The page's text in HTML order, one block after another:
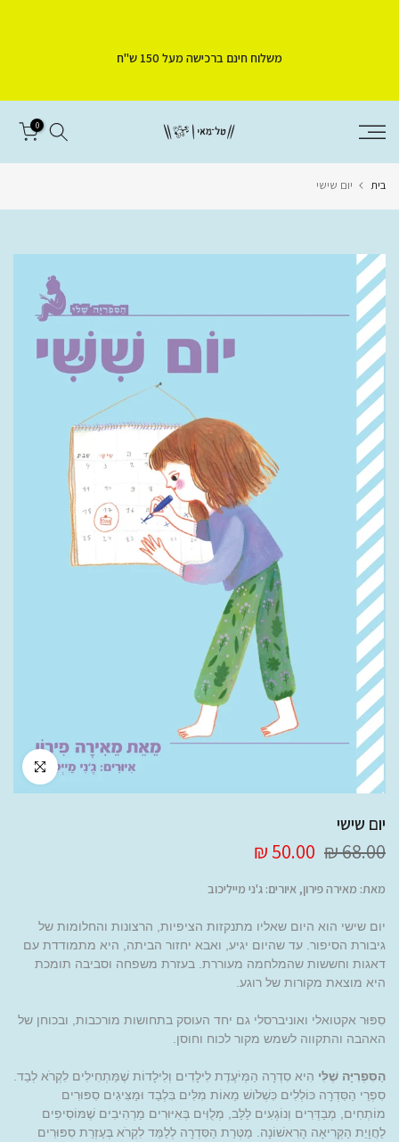
משלוח חינם ברכישה מעל 150 ש"ח
0
בית יום שישי
לחץ להגדלה
יום שישי
68.00 ₪
50.00 ₪
מאת: מאירה פירון, איורים: ג'ני מייליכוב
יום שישי הוא היום שאליו מתנקזות הציפיות, הרצונות והחלומות של
גיבורת הסיפור. עד שהיום יגיע, ואבא יחזור הביתה, היא מתמודדת עם
דאגות וחששות שהמלחמה מעוררת. בעזרת משפחה וסביבה תומכת
היא מוצאת מקורות של רוגע.
סִפּוּר אקטואלי ואוניברסלי גם יחד העוסק בתחושות מורכבות, ובכוחן של
האהבה והתקווה לשמש מקור לכוח וחוסן.
הַסִּפְרִיָּה שֶׁלִּי הִיא סִדְרָה הַמְּיֹעֶדֶת לִילָדִים וְלִילָדוֹת שֶׁמַּתְחִילִים לִקְרֹא לְבַד.
סִפְרֵי הַסִּדְרָה כּוֹלְלִים כִּשְׁלֹושׁ מֵאוֹת מִלִּים בִּלְבַד וּמַצִּיגִים סִפּוּרִים
מוֹתְחִים, מְבַדְּרִים וְנוֹגְעִים לַלֵּב, מְלֻוִּים בְּאִיּוּרִים מַרְהִיבִים שֶׁמּוֹסִיפִים
לַחֲוָיַת הַקְּרִיאָה הָרִאשׁוֹנָה. מַטְּרַת הַסִּדְרָה לְלַמֵּד לִקְרֹא בְּעֶזְרַת סִפּוּרִים